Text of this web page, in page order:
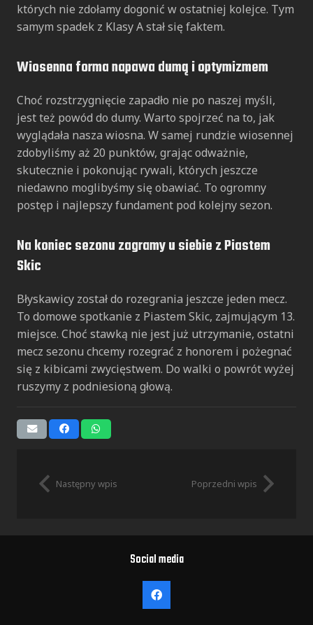
których nie zdołamy dogonić w ostatniej kolejce. Tym
samym spadek z Klasy A stał się faktem.
Wiosenna forma napawa dumą i optymizmem
Choć rozstrzygnięcie zapadło nie po naszej myśli,
jest też powód do dumy. Warto spojrzeć na to, jak
wyglądała nasza wiosna. W samej rundzie wiosennej
zdobyliśmy aż 20 punktów, grając odważnie,
skutecznie i pokonując rywali, których jeszcze
niedawno moglibyśmy się obawiać. To ogromny
postęp i najlepszy fundament pod kolejny sezon.
Na koniec sezonu zagramy u siebie z Piastem
Skic
Błyskawicy został do rozegrania jeszcze jeden mecz.
To domowe spotkanie z Piastem Skic, zajmującym 13.
miejsce. Choć stawką nie jest już utrzymanie, ostatni
mecz sezonu chcemy rozegrać z honorem i pożegnać
się z kibicami zwycięstwem. Do walki o powrót wyżej
ruszymy z podniesioną głową.
Następny wpis Poprzedni wpis
Social media